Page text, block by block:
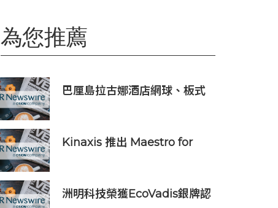
為您推薦
巴厘島拉古娜酒店網球、板式
Kinaxis 推出 Maestro for
洲明科技榮獲EcoVadis銀牌認